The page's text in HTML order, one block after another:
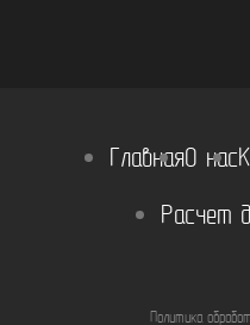
ГлавнаяО нас
Расчет
Политика